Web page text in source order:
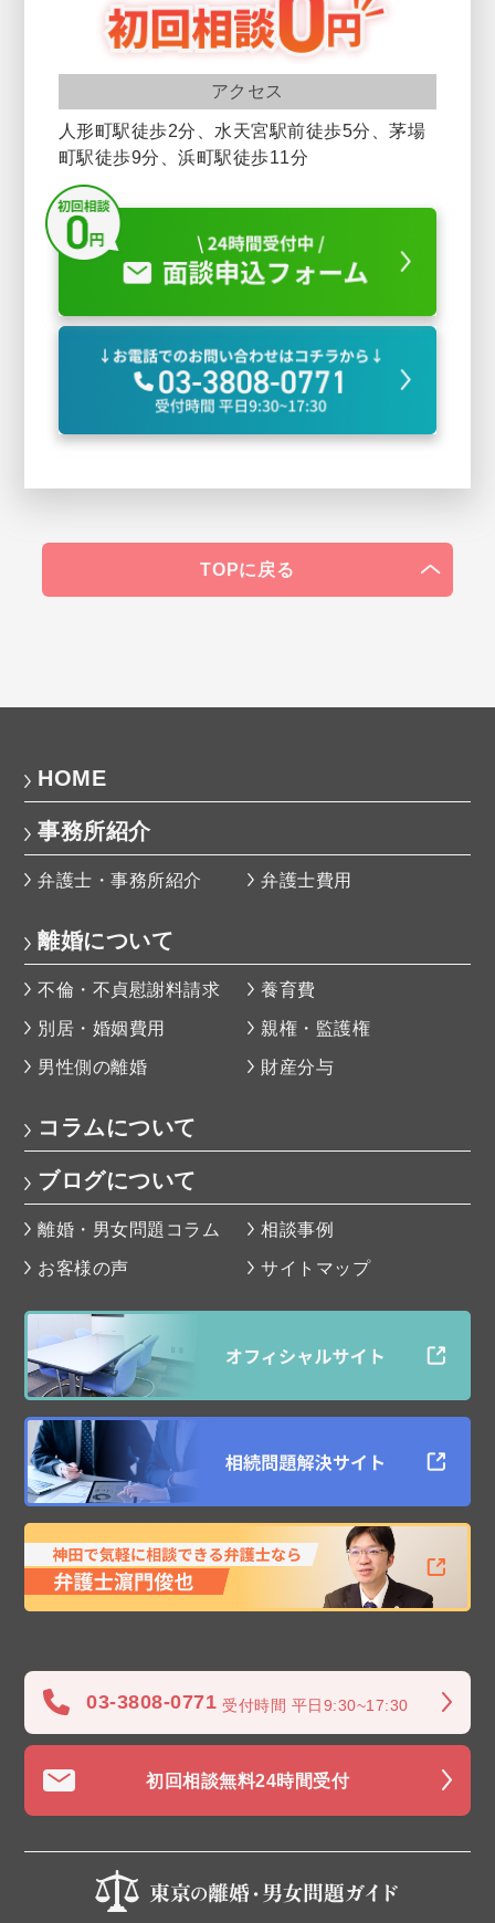
アクセス
人形町駅徒歩2分、水天宮駅前徒歩5分、茅場
町駅徒歩9分、浜町駅徒歩11分
TOPに戻る
HOME
事務所紹介
弁護士・事務所紹介 弁護士費用
離婚について
不倫・不貞慰謝料請求
養育費
別居・婚姻費用
親権・監護権
男性側の離婚
財産分与
コラムについて
ブログについて
離婚・男女問題コラム
相談事例
お客様の声
サイトマップ
03-3808-0771 受付時間 平日9:30~17:30
初回相談無料24時間受付